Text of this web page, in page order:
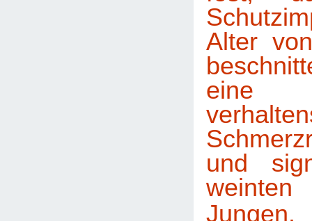
Alter
eine
und
Jungen.